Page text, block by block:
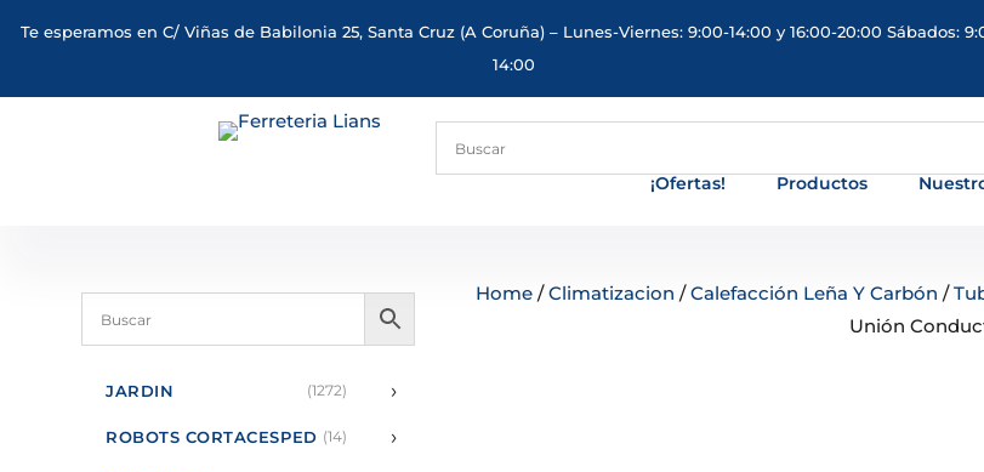
Te esperamos en C/ Viñas de Babilonia 25, Santa Cruz (A Coruña) – Lunes-Viernes: 9:00-14:00 y 16:00-20:00 Sábados:
14:00
¡Ofertas! Productos
JARDIN (1272) ›
ROBOTS CORTACESPED (14) ›
Home /Climatizacion /Calefacción Leña Y Carbón /
Unión